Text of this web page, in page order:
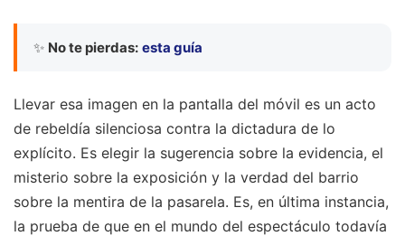
✨ No te pierdas: esta guía
Llevar esa imagen en la pantalla del móvil es un acto
de rebeldía silenciosa contra la dictadura de lo
explícito. Es elegir la sugerencia sobre la evidencia, el
misterio sobre la exposición y la verdad del barrio
sobre la mentira de la pasarela. Es, en última instancia,
la prueba de que en el mundo del espectáculo todavía